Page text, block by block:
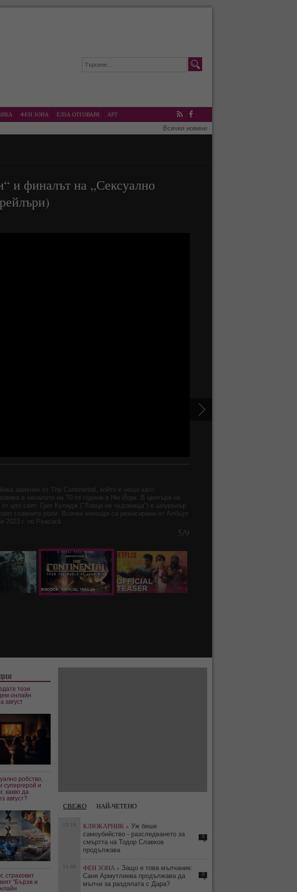
ФЕН ЗОНА ЕЛЗА ОТГОВАРЯ
АРТ
RSS Facebook
Всички новини
и финалът на „Сексуално
заменен от The Continental, който е нещо като
в началото на 70-те години в Ню Йорк. В центъра на
цял свят. Грег Кулидж ("Ловци на чудовища") е шоурънър
главните роли. Всички епизоди са режисирани от Албърт
2023 г. по Peacock
5/9
този
онлайн
август
робство,
супергерой и
какво да
август?
страховит
"Бързи и
СВЕЖО НАЙ-ЧЕТЕНО
13:18 КЛЮКАРНИК » Уж беше
самоубийство - разследването за
смъртта на Тодор Славков
продължава
0
11:49 ФЕН ЗОНА » Защо е това мълчание:
Саня Армутлиева продължава да
мълчи за раздялата с Дара?
0